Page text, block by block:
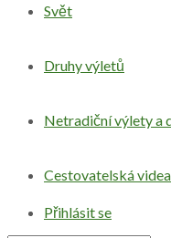
Přihlásit se
Svět
Druhy výletů
Netradiční výlety a
Cestovatelská videa